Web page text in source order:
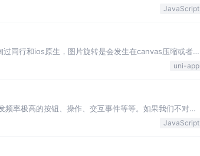
JavaScript
同行和ios原生，图片旋转是会发生在canvas压缩或者裁
js获取Orien
uni-app
率极高的按钮、操作、交互事件等等。如果我们不对这
压力十分大，非常容易出现浏览器崩溃，接口卡JavaScript